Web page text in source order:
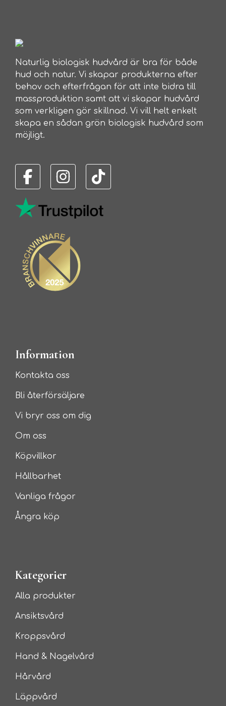
Naturlig biologisk hudvård är bra för både
hud och natur. Vi skapar produkterna efter
behov och efterfrågan för att inte bidra till
massproduktion samt att vi skapar hudvård
som verkligen gör skillnad. Vi vill helt enkelt
skapa en sådan grön biologisk hudvård som
möjligt.
Information
Kontakta oss
Bli återförsäljare
Vi bryr oss om dig
Om oss
Köpvillkor
Hållbarhet
Vanliga frågor
Ångra köp
Kategorier
Alla produkter
Ansiktsvård
Kroppsvård
Hand & Nagelvård
Hårvård
Läppvård